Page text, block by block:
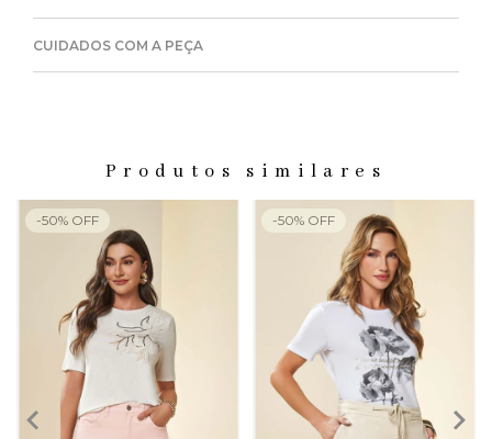
CUIDADOS COM A PEÇA
Produtos similares
-50% OFF -50% OFF